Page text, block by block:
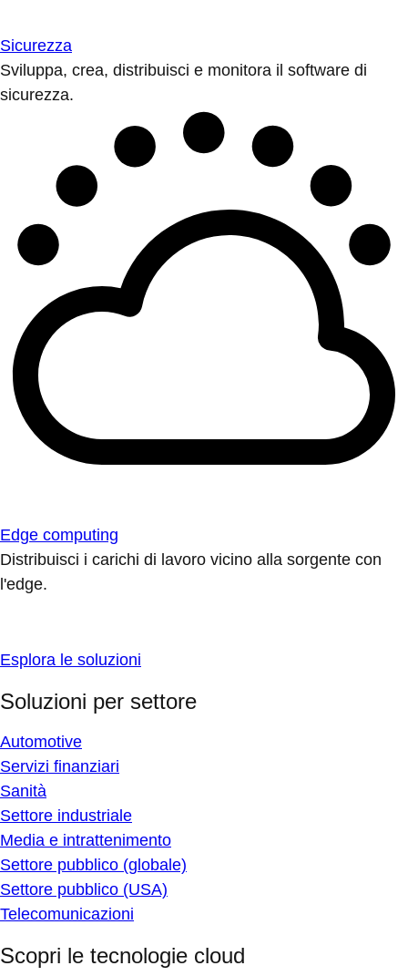
Sicurezza
Sviluppa, crea, distribuisci e monitora il software di
sicurezza.
Edge computing
Distribuisci i carichi di lavoro vicino alla sorgente con
l'edge.
Esplora le soluzioni
Soluzioni per settore
Automotive
Servizi finanziari
Sanità
Settore industriale
Media e intrattenimento
Settore pubblico (globale)
Settore pubblico (USA)
Telecomunicazioni
Scopri le tecnologie cloud